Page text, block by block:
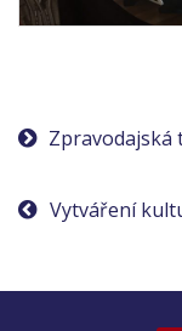
proVytváření
Zpravodajská